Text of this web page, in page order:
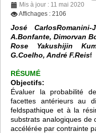
Mis à jour : 11 mai 2020
Affichages : 2106
José
A.Bonfante, Dimorvan
Rose Yakushijin
G.Coelho, André F.Reisf
RÉSUMÉ
Objectifs:
Évaluer la probabilité
facettes antérieurs au
feldspathique et à la
substrats analogiques de
accélérée par contrainte